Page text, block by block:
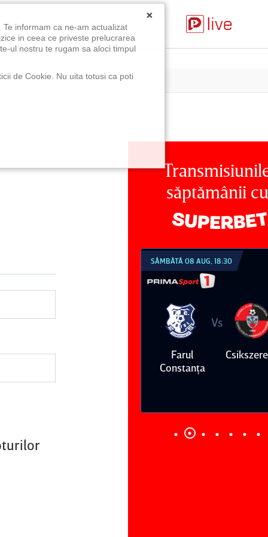
săptămânii cu
Farul
Vs
SÂMBĂTĂ 08 AUG, 21:30
Dinamo
Vs
FC
×
informam ca ne-am actualizat
in ceea ce priveste prelucrarea
ul nostru te rugam sa aloci timpul
de Cookie. Nu uita totusi ca poti